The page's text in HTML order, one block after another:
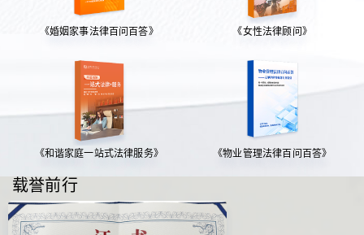
《婚姻家事法律百问百答》 《女性法律顾问》
《和谐家庭一站式法律服务》 《物业管理法律百问百答》
载誉前行